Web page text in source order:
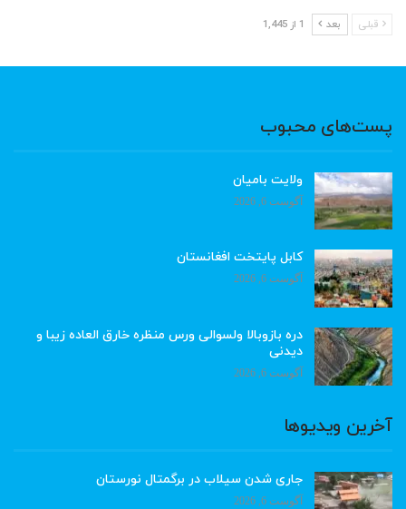
قبلی بعد 1 از 1,445
پست‌های محبوب
ولایت بامیان
آگوست 6, 2026
کابل پایتخت افغانستان
آگوست 6, 2026
دره بازوبالا ولسوالی ورس منظره خارق العاده زیبا و
دیدنی
آگوست 6, 2026
آخرین ویدیوها
جاری شدن سیلاب در برگمتال نورستان
آگوست 6, 2026